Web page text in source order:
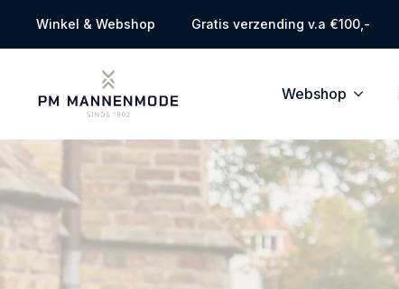
Winkel & Webshop Gratis verzending v.a €100,-
Webshop